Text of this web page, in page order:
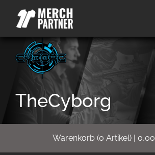
TheCyborg
Warenkorb (0 Artikel) | 0,00